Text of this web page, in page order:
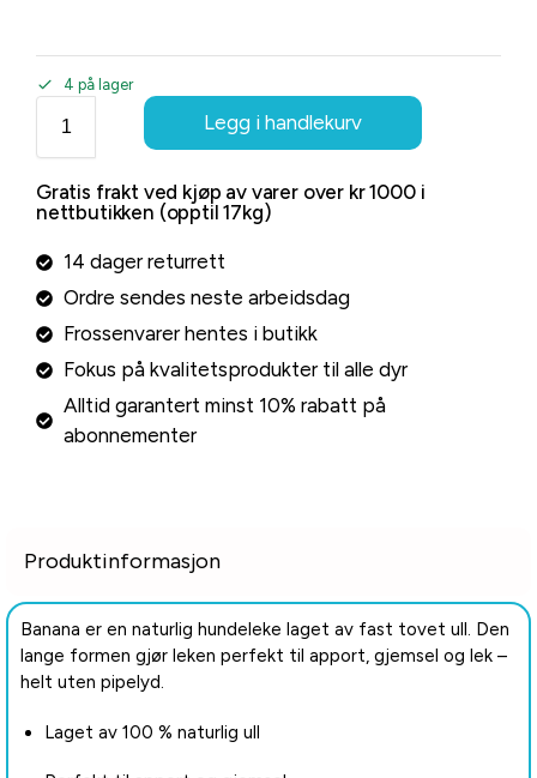
4 på lager
Legg i handlekurv
Gratis frakt ved kjøp av varer over kr 1000 i
nettbutikken (opptil 17kg)
14 dager returrett
Ordre sendes neste arbeidsdag
Frossenvarer hentes i butikk
Fokus på kvalitetsprodukter til alle dyr
Alltid garantert minst 10% rabatt på
abonnementer
Produktinformasjon
Banana er en naturlig hundeleke laget av fast tovet ull. Den
lange formen gjør leken perfekt til apport, gjemsel og lek –
helt uten pipelyd.
Laget av 100 % naturlig ull